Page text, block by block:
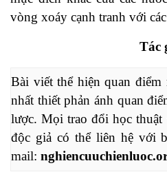
vòng xoáy cạnh tranh với
Tác
Bài viết thể hiện quan điểm
nhất thiết phản ánh quan
lược. Mọi trao đổi học thuật
độc giả có thể liên hệ với
mail: